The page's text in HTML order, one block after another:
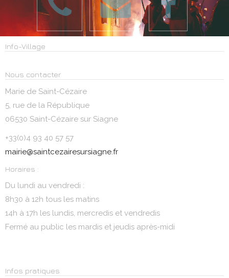
Info-Village
Nous contacter
Marie de Saint-Cézaire
5, rue de la République
06530 Saint-Cézaire sur Siagne
+33(0)4 93 40 57 57
mairie@saintcezairesursiagne.fr
Horaires :
Du lundi au vendredi :
8h30 à 12h tous les matins
14h à 17h les lundis, mercredis et vendredis
Fermé au public les mardis et jeudis après-midi
Infos pratiques